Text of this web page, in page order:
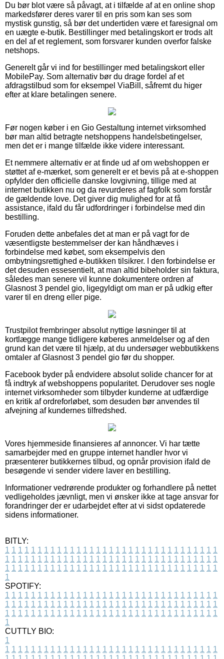
Du bør blot være så påvagt, at i tilfælde af at en online shop
markedsfører deres varer til en pris som kan ses som
mystisk gunstig, så bør det undertiden være et faresignal om
en uægte e-butik. Bestillinger med betalingskort er trods alt
en del af et reglement, som forsvarer kunden overfor falske
netshops.
Generelt går vi ind for bestillinger med betalingskort eller
MobilePay. Som alternativ bør du drage fordel af et
afdragstilbud som for eksempel ViaBill, såfremt du higer
efter at klare betalingen senere.
Før nogen køber i en Gio Gestaltung internet virksomhed
bør man altid betragte netshoppens handelsbetingelser,
men det er i mange tilfælde ikke videre interessant.
Et nemmere alternativ er at finde ud af om webshoppen er
støttet af e-mærket, som generelt er et bevis på at e-shoppen
opfylder den officielle danske lovgivning, tillige med at
internet butikken nu og da revurderes af fagfolk som forstår
de gældende love. Det giver dig mulighed for at få
assistance, ifald du får udfordringer i forbindelse med din
bestilling.
Foruden dette anbefales det at man er på vagt for de
væsentligste bestemmelser der kan håndhæves i
forbindelse med købet, som eksempelvis den
ombytningsrettighed e-butikken tilsikrer. I den forbindelse er
det desuden essesentielt, at man altid bibeholder sin faktura,
således man senere vil kunne dokumentere ordren af
Glasnost 3 pendel gio, ligegyldigt om man er på udkig efter
varer til en dreng eller pige.
Trustpilot frembringer absolut nyttige løsninger til at
kortlægge mange tidligere køberes anmeldelser og af den
grund kan det være til hjælp, at du undersøger webbutikkens
omtaler af Glasnost 3 pendel gio før du shopper.
Facebook byder på endvidere absolut solide chancer for at
få indtryk af webshoppens popularitet. Derudover ses nogle
internet virksomheder som tilbyder kunderne at udfærdige
en kritik af ordreforløbet, som desuden bør anvendes til
afvejning af kundernes tilfredshed.
Vores hjemmeside finansieres af annoncer. Vi har tætte
samarbejder med en gruppe internet handler hvor vi
præsenterer butikkernes tilbud, og opnår provision ifald de
besøgende vi sender videre laver en bestilling.
Informationer vedrørende produkter og forhandlere på nettet
vedligeholdes jævnligt, men vi ønsker ikke at tage ansvar for
forandringer der er udarbejdet efter at vi sidst opdaterede
sidens informationer.
BITLY:
1 1 1 1 1 1 1 1 1 1 1 1 1 1 1 1 1 1 1 1 1 1 1 1 1 1 1 1 1 1 1 1 1
1 1 1 1 1 1 1 1 1 1 1 1 1 1 1 1 1 1 1 1 1 1 1 1 1 1 1 1 1 1 1 1 1
1 1 1 1 1 1 1 1 1 1 1 1 1 1 1 1 1 1 1 1 1 1 1 1 1 1 1 1 1 1 1 1 1
1
SPOTIFY:
1 1 1 1 1 1 1 1 1 1 1 1 1 1 1 1 1 1 1 1 1 1 1 1 1 1 1 1 1 1 1 1 1
1 1 1 1 1 1 1 1 1 1 1 1 1 1 1 1 1 1 1 1 1 1 1 1 1 1 1 1 1 1 1 1 1
1 1 1 1 1 1 1 1 1 1 1 1 1 1 1 1 1 1 1 1 1 1 1 1 1 1 1 1 1 1 1 1 1
1
CUTTLY BIO:
1
1 1 1 1 1 1 1 1 1 1 1 1 1 1 1 1 1 1 1 1 1 1 1 1 1 1 1 1 1 1 1 1 1